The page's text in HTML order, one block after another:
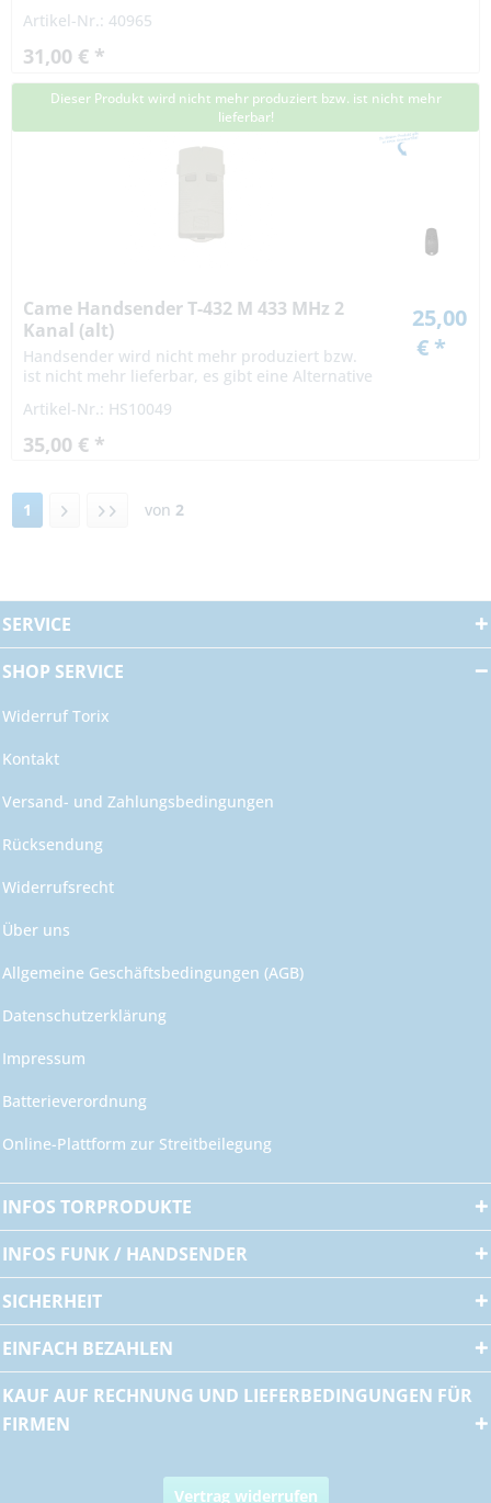
Rollingcodeverfahren ist hochsicher. Das Signal
variiert nach...
Artikel-Nr.: 40965
31,00 € *
Dieser Produkt wird nicht mehr produziert bzw. ist nicht mehr
lieferbar!
Came Handsender T-432 M 433 MHz 2
Kanal (alt)
Handsender wird nicht mehr produziert bzw.
ist nicht mehr lieferbar, es gibt eine Alternative
Artikel-Nr.: HS10049
35,00 € *
25,00
€ *
1 von 2
SERVICE
SHOP SERVICE
Widerruf Torix
Kontakt
Versand- und Zahlungsbedingungen
Rücksendung
Widerrufsrecht
Über uns
Allgemeine Geschäftsbedingungen (AGB)
Datenschutzerklärung
Impressum
Batterieverordnung
Online-Plattform zur Streitbeilegung
INFOS TORPRODUKTE
INFOS FUNK / HANDSENDER
SICHERHEIT
EINFACH BEZAHLEN
KAUF AUF RECHNUNG UND LIEFERBEDINGUNGEN FÜR
FIRMEN
Vertrag widerrufen